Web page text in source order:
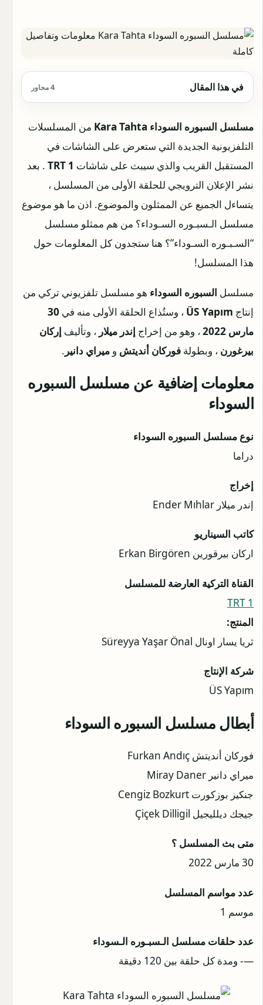
في هذا المقال 4 محاور
مسلسل السبوره السوداء Kara Tahta
من المسلسلات
التلفزيونية الجديدة التي ستعرض على الشاشات في
المستقبل القريب والذي سيبث على شاشات
. بعد
نشر الإعلان الترويجي للحلقة الأولى من المسلسل ،
يتساءل الجميع عن الممثلون والموضوع. اذن ما هو موضوع
مسلسل الـسبـوره السـوداء؟ من هم ممثلو مسلسل
“السـبـوره السـوداء”؟ هنا ستجدون كل المعلومات حول
هذا المسلسل!
مسلسل السبوره السوداء هو مسلسل تلفزيوني تركي من
إنتاج ÜS Yapım ، وستُذاع الحلقة الأولى منه في 30
مارس 2022
، وهو من إخراج إندر ميلار ، وتأليف إركان
بيرغورن ، وبطولة فوركان أنديتش و ميراي دانير .
معلومات إضافية عن مسلسل السبوره
السوداء
نوع مسلسل السبوره السوداء
دراما
إخراج
إندر ميلار Ender Mıhlar
كاتب السيناريو
اركان بيرقورين Erkan Birgören
القناة التركية العارضة للمسلسل
TRT 1
المنتج:
ثريا يسار اونال Süreyya Yaşar Önal
شركة الإنتاج
ÜS Yapım
أبطال مسلسل السبوره السوداء
فوركان أنديتش Furkan Andıç
ميراي دانير Miray Daner
جنكيز بوزكورت Cengiz Bozkurt
جيجك ديلليجيل Çiçek Dilligil
متى بث المسلسل ؟
30 مارس 2022
عدد مواسم المسلسل
موسم 1
عدد حلقات مسلسل الـسبـوره الـسوداء
—- ومدة كل حلقة بين 120 دقيقة